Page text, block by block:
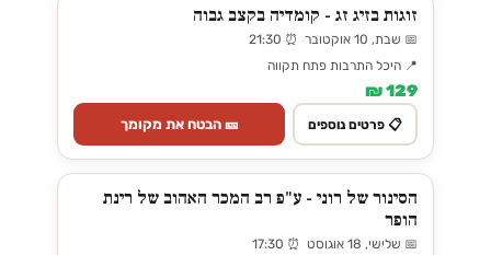
זוגות בזיג זג - קומדיה בקצב גבוה
📅 שבת, 10 אוקטובר ⏰ 21:30
📍 היכל התרבות פתח תקווה
129 ₪
📋 פרטים נוספים 🎫 הבטח את מקומך
הסינור של רוני - ע"פ רב המכר האהוב של רינת
הופר
📅 שלישי, 18 אוגוסט ⏰ 17:30